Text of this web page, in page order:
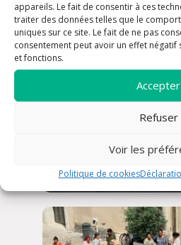
appareils. Le fait de consentir à ces
traiter des données telles que le
uniques sur ce site. Le fait de ne pas
consentement peut avoir un effet
et fonctions.
Accepter
Refuser
Voir les
Politique de cookies
Aumônerie de la